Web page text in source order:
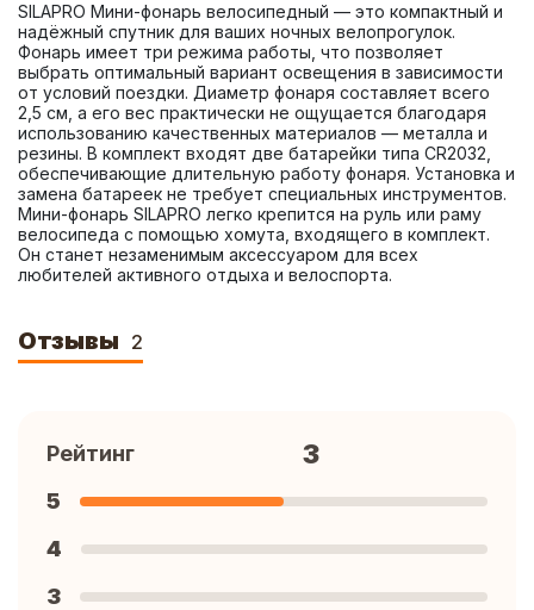
SILAPRO Мини-фонарь велосипедный — это компактный и
надёжный спутник для ваших ночных велопрогулок.
Фонарь имеет три режима работы, что позволяет
выбрать оптимальный вариант освещения в зависимости
от условий поездки. Диаметр фонаря составляет всего
2,5 см, а его вес практически не ощущается благодаря
использованию качественных материалов — металла и
резины. В комплект входят две батарейки типа CR2032,
обеспечивающие длительную работу фонаря. Установка и
замена батареек не требует специальных инструментов.
Мини-фонарь SILAPRO легко крепится на руль или раму
велосипеда с помощью хомута, входящего в комплект.
Он станет незаменимым аксессуаром для всех
любителей активного отдыха и велоспорта.
Отзывы 2
Рейтинг 3
5
4
3